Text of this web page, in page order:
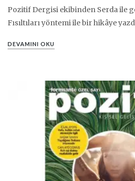
Pozitif Dergisi ekibinden Serda ile
Fısıltıları yöntemi ile bir hikâye
DEVAMINI OKU